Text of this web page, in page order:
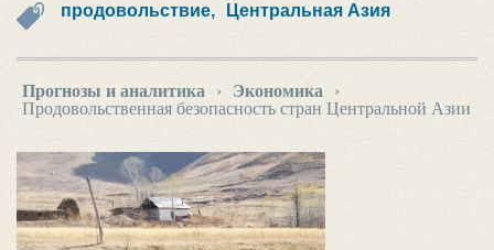
продовольствие, Центральная Азия
Прогнозы и аналитика › Экономика
›
Продовольственная безопасность стран Центральной Азии